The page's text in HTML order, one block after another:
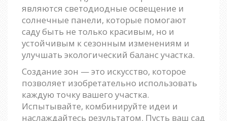
являются светодиодные освещение и
солнечные панели, которые помогают
саду быть не только красивым, но и
устойчивым к сезонным изменениям и
улучшать экологический баланс участка.
Создание зон — это искусство, которое
позволяет изобретательно использовать
каждую точку вашего участка.
Испытывайте, комбинируйте идеи и
наслаждайтесь результатом. Пусть ваш сад